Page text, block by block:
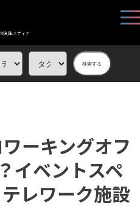
創生メディア
検索する
ーキングオフ
イベントスペ
レワーク施設